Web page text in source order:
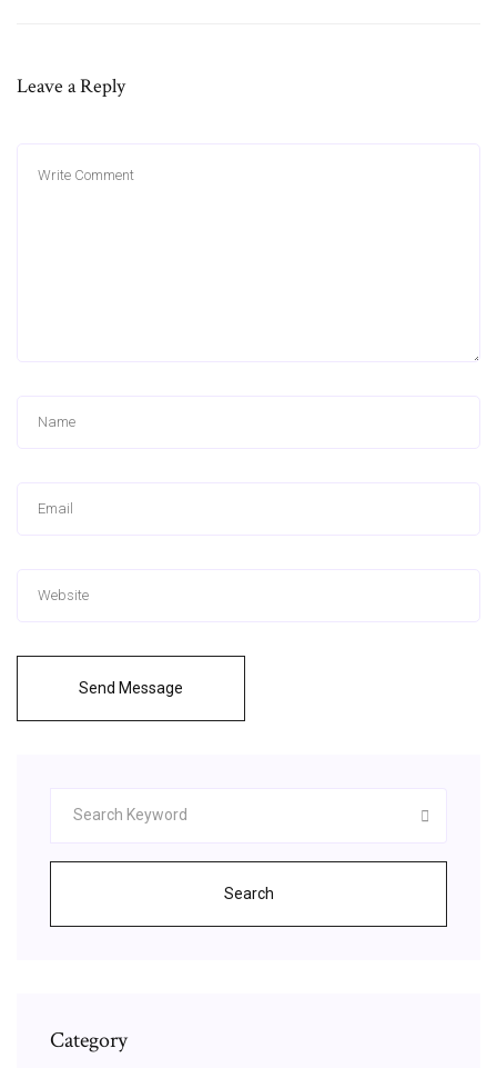
Leave a Reply
Send Message
Search
Category